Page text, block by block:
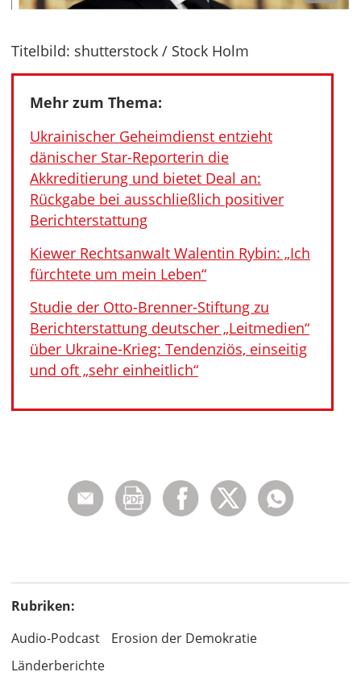
Titelbild: shutterstock / Stock Holm
Mehr zum Thema:
Ukrainischer Geheimdienst entzieht
dänischer Star-Reporterin die
Akkreditierung und bietet Deal an:
Rückgabe bei ausschließlich positiver
Berichterstattung
Kiewer Rechtsanwalt Walentin Rybin: „Ich
fürchtete um mein Leben“
Studie der Otto-Brenner-Stiftung zu
Berichterstattung deutscher „Leitmedien“
über Ukraine-Krieg: Tendenziös, einseitig
und oft „sehr einheitlich“
Rubriken:
Audio-Podcast
Erosion der Demokratie
Länderberichte